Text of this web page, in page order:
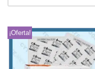
¡Oferta!